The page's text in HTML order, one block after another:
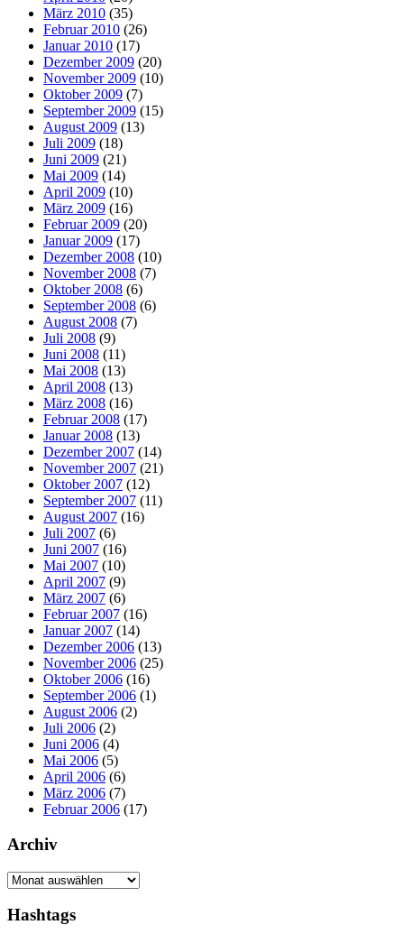
März 2010 (35)
Februar 2010 (26)
Januar 2010 (17)
Dezember 2009 (20)
November 2009 (10)
Oktober 2009 (7)
September 2009 (15)
August 2009 (13)
Juli 2009 (18)
Juni 2009 (21)
Mai 2009 (14)
April 2009 (10)
März 2009 (16)
Februar 2009 (20)
Januar 2009 (17)
Dezember 2008 (10)
November 2008 (7)
Oktober 2008 (6)
September 2008 (6)
August 2008 (7)
Juli 2008 (9)
Juni 2008 (11)
Mai 2008 (13)
April 2008 (13)
März 2008 (16)
Februar 2008 (17)
Januar 2008 (13)
Dezember 2007 (14)
November 2007 (21)
Oktober 2007 (12)
September 2007 (11)
August 2007 (16)
Juli 2007 (6)
Juni 2007 (16)
Mai 2007 (10)
April 2007 (9)
März 2007 (6)
Februar 2007 (16)
Januar 2007 (14)
Dezember 2006 (13)
November 2006 (25)
Oktober 2006 (16)
September 2006 (1)
August 2006 (2)
Juli 2006 (2)
Juni 2006 (4)
Mai 2006 (5)
April 2006 (6)
März 2006 (7)
Februar 2006 (17)
Archiv
Archiv
Hashtags